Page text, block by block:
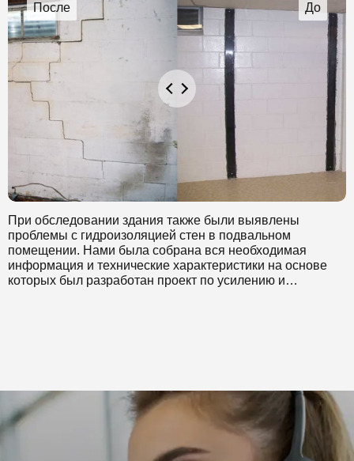
При обследовании здания также были выявлены
проблемы с гидроизоляцией стен в подвальном
помещении. Нами была собрана вся необходимая
информация и технические характеристики на основе
которых был разработан проект по усилению и